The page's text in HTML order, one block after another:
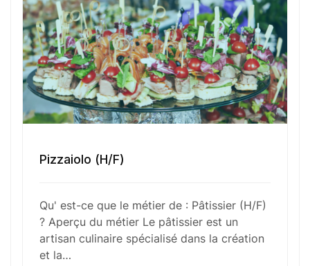
Numéro de téléphone
Sélectionner une agence Oxygène Intérim/ BTT
Glisser & déposer les fichiers ici
ou
Parcourir les fichiers
Pizzaiolo (H/F)
Qu' est-ce que le métier de : Pâtissier (H/F)
? Aperçu du métier Le pâtissier est un
artisan culinaire spécialisé dans la création
et la…